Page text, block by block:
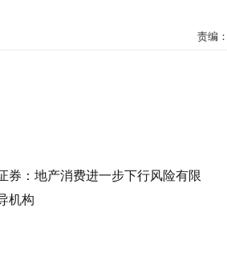
责编：
券：地产消费进一步下行风险有限
机构